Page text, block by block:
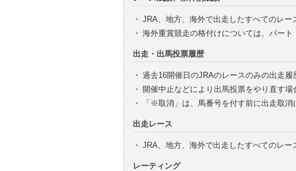
・ JRA、地方、海外で出走したすべてのレー
・ 海外重賞競走の格付けについては、パー
出走・出馬投票履歴
・ 過去16開催日のJRAのレースのみの出走履
・ 開催中止などにより出馬投票をやり直す場
・
「※取消」は、馬番号を付す前に出走取消
出走レース
・ JRA、地方、海外で出走したすべてのレー
レーティング